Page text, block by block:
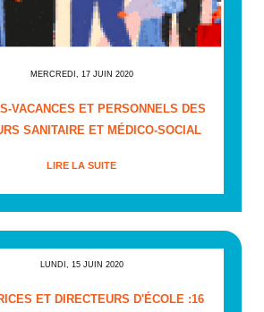
MERCREDI, 17 JUIN 2020
VACANCES ET PERSONNELS DES
SANITAIRE ET MÉDICO-SOCIAL
LIRE LA SUITE
LUNDI, 15 JUIN 2020
ET DIRECTEURS D'ÉCOLE :16